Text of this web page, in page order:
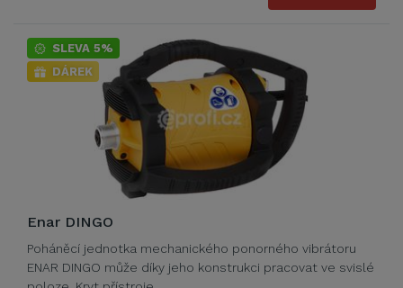
SLEVA 5%
DÁREK
Enar DINGO
Poháněcí jednotka mechanického ponorného vibrátoru
ENAR DINGO může díky jeho konstrukci pracovat ve svislé